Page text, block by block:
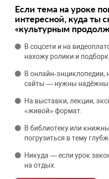
Если тема на уроке
интересной, куда ты
«культурным
В соцсети и на
нахожу ролики и
В онлайн‑энциклопедии,
сайты — нужны
На выставки, лекции,
«живой» формат.
В библиотеку или
погрузиться в тему
Никуда — если урок
на отдых.